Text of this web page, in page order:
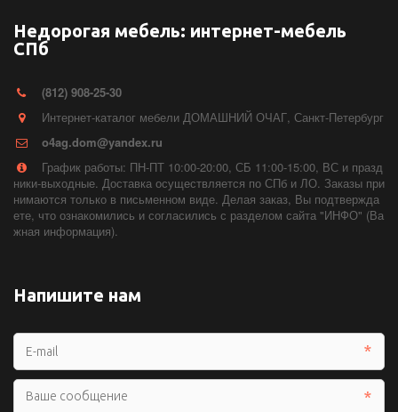
Недорогая мебель: интернет-мебель
СПб
(812) 908-25-30
Интернет-каталог мебели ДОМАШНИЙ ОЧАГ, Санкт-Петербург
o4ag.dom@yandex.ru
График работы: ПН-ПТ 10:00-20:00, СБ 11:00-15:00, ВС и празд
ники-выходные. Доставка осуществляется по СПб и ЛО. Заказы при
нимаются только в письменном виде. Делая заказ, Вы подтвержда
ете, что ознакомились и согласились с разделом сайта "ИНФО" (Ва
жная информация).
Напишите нам
*
*